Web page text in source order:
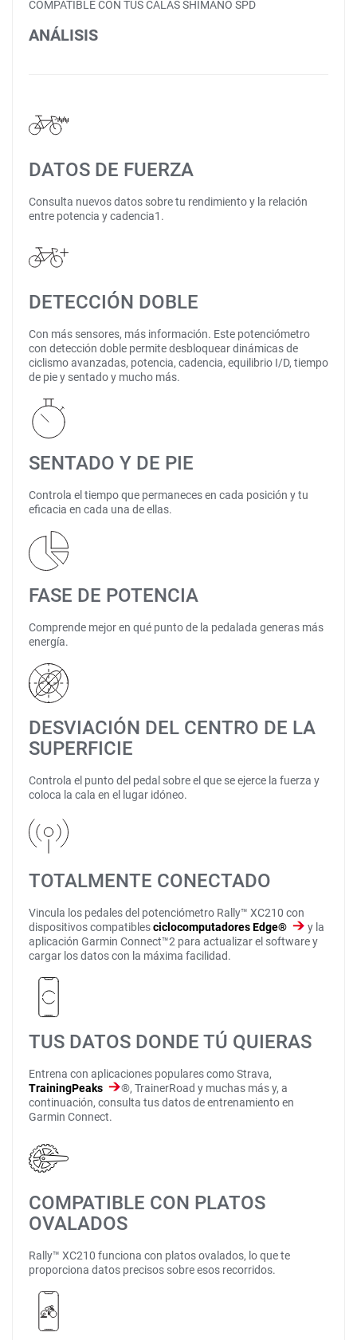
COMPATIBLE CON TUS CALAS SHIMANO SPD
ANÁLISIS
DATOS DE FUERZA
Consulta nuevos datos sobre tu rendimiento y la relación
entre potencia y cadencia1.
DETECCIÓN DOBLE
Con más sensores, más información. Este potenciómetro
con detección doble permite desbloquear dinámicas de
ciclismo avanzadas, potencia, cadencia, equilibrio I/D, tiempo
de pie y sentado y mucho más.
SENTADO Y DE PIE
Controla el tiempo que permaneces en cada posición y tu
eficacia en cada una de ellas.
FASE DE POTENCIA
Comprende mejor en qué punto de la pedalada generas más
energía.
DESVIACIÓN DEL CENTRO DE LA
SUPERFICIE
Controla el punto del pedal sobre el que se ejerce la fuerza y
coloca la cala en el lugar idóneo.
TOTALMENTE CONECTADO
Vincula los pedales del potenciómetro Rally™ XC210 con
dispositivos compatiblesciclocomputadores Edge®
y la
aplicación Garmin Connect™2 para actualizar el software y
cargar los datos con la máxima facilidad.
TUS DATOS DONDE TÚ QUIERAS
Entrena con aplicaciones populares como Strava,
TrainingPeaks
®, TrainerRoad y muchas más y, a
continuación, consulta tus datos de entrenamiento en
Garmin Connect.
COMPATIBLE CON PLATOS
OVALADOS
Rally™ XC210 funciona con platos ovalados, lo que te
proporciona datos precisos sobre esos recorridos.